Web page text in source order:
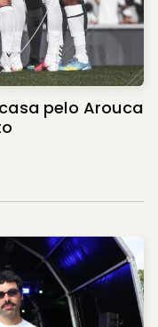
pelo Arouca